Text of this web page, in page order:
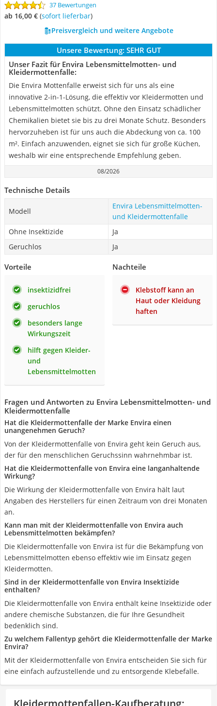
37 Bewertungen
ab 16,00 € ( Sofort lieferbar)
Preisvergleich und weitere Angebote
Unsere Bewertung: SEHR GUT
Unser Fazit für Envira Lebensmittelmotten- und
Kleidermottenfalle:
Die Envira Mottenfalle erweist sich für uns als eine
innovative 2-in-1-Lösung, die effektiv vor Kleidermotten und
Lebensmittelmotten schützt. Ohne den Einsatz schädlicher
Chemikalien bietet sie bis zu drei Monate Schutz. Besonders
hervorzuheben ist für uns auch die Abdeckung von ca. 100
m². Einfach anzuwenden, eignet sie sich für große Küchen,
weshalb wir eine entsprechende Empfehlung geben.
08/2026
Technische Details
Modell
Envira Lebensmittelmotten-
und Kleidermottenfalle
Ohne Insektizide
Ja
Geruchlos
Ja
Vorteile
insektizidfrei
geruchlos
besonders lange
Wirkungszeit
hilft gegen Kleider-
und
Lebensmittelmotten
Nachteile
Klebstoff kann an
Haut oder Kleidung
haften
Fragen und Antworten zu Envira Lebensmittelmotten- und
Kleidermottenfalle
Hat die Kleidermottenfalle der Marke Envira einen
unangenehmen Geruch?
Von der Kleidermottenfalle von Envira geht kein Geruch aus,
der für den menschlichen Geruchssinn wahrnehmbar ist.
Hat die Kleidermottenfalle von Envira eine langanhaltende
Wirkung?
Die Wirkung der Kleidermottenfalle von Envira hält laut
Angaben des Herstellers für einen Zeitraum von drei Monaten
an.
Kann man mit der Kleidermottenfalle von Envira auch
Lebensmittelmotten bekämpfen?
Die Kleidermottenfalle von Envira ist für die Bekämpfung von
Lebensmittelmotten ebenso effektiv wie im Einsatz gegen
Kleidermotten.
Sind in der Kleidermottenfalle von Envira Insektizide
enthalten?
Die Kleidermottenfalle von Envira enthält keine Insektizide oder
andere chemische Substanzen, die für Ihre Gesundheit
bedenklich sind.
Zu welchem Fallentyp gehört die Kleidermottenfalle der Marke
Envira?
Mit der Kleidermottenfalle von Envira entscheiden Sie sich für
eine einfach aufzustellende und zu entsorgende Klebefalle.